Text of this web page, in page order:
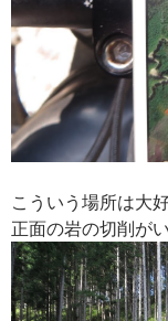
こういう場所は大
正面の岩の切削が